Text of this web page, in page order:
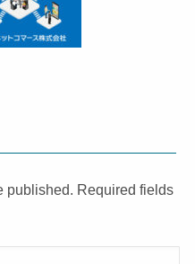
published. Required fields